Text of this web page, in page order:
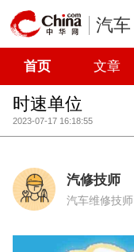
汽车
首页 文章
时速单位
2023-07-17 16:18:55
汽修技师
汽车维修技师